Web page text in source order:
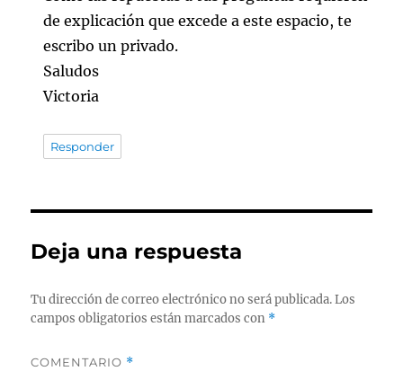
de explicación que excede a este espacio, te
escribo un privado.
Saludos
Victoria
Responder
Deja una respuesta
Tu dirección de correo electrónico no será publicada. Los
campos obligatorios están marcados con *
COMENTARIO *